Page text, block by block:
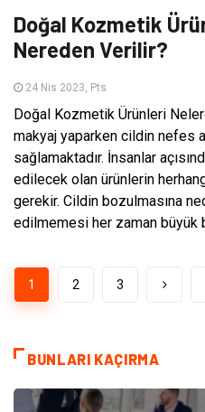
Doğal Kozmetik
Nereden Verilir?
24 Nis 2023, Pts
Doğal Kozmetik Ürünleri
makyaj yaparken cildin nefes
sağlamaktadır. İnsanlar
edilecek olan ürünlerin
gerekir. Cildin bozulmasına
edilmemesi her zaman büyük
1 2 3
BUNLARI KAÇIRMA